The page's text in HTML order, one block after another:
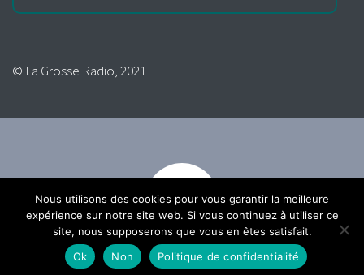
© La Grosse Radio, 2021
Nous utilisons des cookies pour vous garantir la meilleure
expérience sur notre site web. Si vous continuez à utiliser ce
site, nous supposerons que vous en êtes satisfait.
Ok
Non Politique de confidentialité